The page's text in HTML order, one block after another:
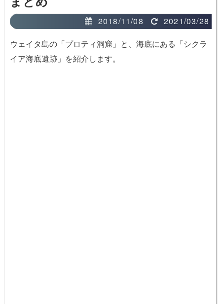
2018/11/08
2021/03/28
ウェイタ島の「プロティ洞窟」と、海底にある「シクラ
イア海底遺跡」を紹介します。